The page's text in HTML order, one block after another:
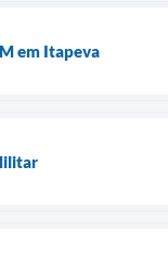
em Itapeva